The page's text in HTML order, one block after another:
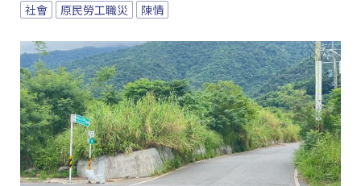
社會 原民勞工職災 陳情